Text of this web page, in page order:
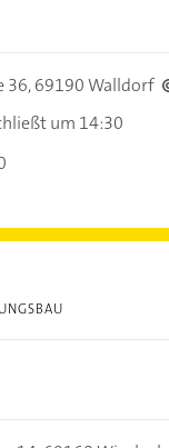
36,69190 Walldorf
um 14:30